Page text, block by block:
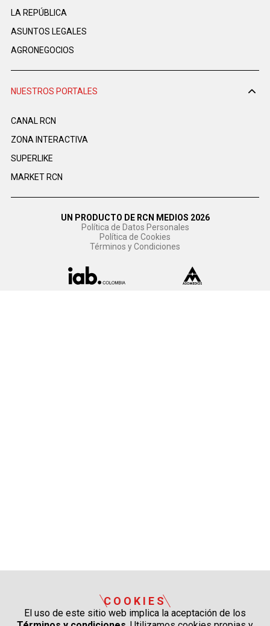
LA REPÚBLICA
ASUNTOS LEGALES
AGRONEGOCIOS
NUESTROS PORTALES
CANAL RCN
ZONA INTERACTIVA
SUPERLIKE
MARKET RCN
UN PRODUCTO DE RCN MEDIOS 2026
Política de Datos Personales
Política de Cookies
Términos y Condiciones
COOKIES
El uso de este sitio web implica la aceptación de los